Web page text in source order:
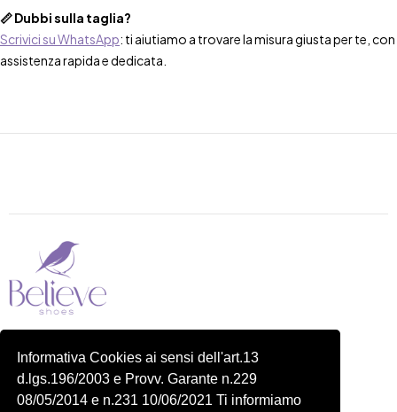
Informativa Cookies ai sensi dell'art.13
d.lgs.196/2003 e Provv. Garante n.229
08/05/2014 e n.231 10/06/2021 Ti informiamo
📏 Dubbi sulla taglia?
Scrivici su WhatsApp: ti aiutiamo a trovare la misura giusta per te, con
assistenza rapida e dedicata.
P.IVA 14822091006
N.REA: RM-1548401
C.SOCIALE: €10,00